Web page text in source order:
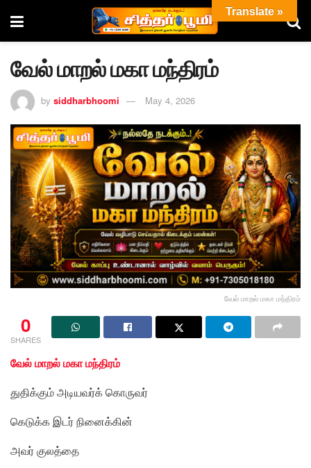
வேல் மாறல் மகா மந்திரம்
by siddharbhoomi May 4, 2026
வேல் மாறல் மகா மந்திரம்
0
SHARES
வேல் மாறல் மகா மந்திரம்
துதிக்கும் அடியவர்க் கொருவர்
கெடுக்க இடர் நினைக்கின்
அவர் குலத்தை
Translate »